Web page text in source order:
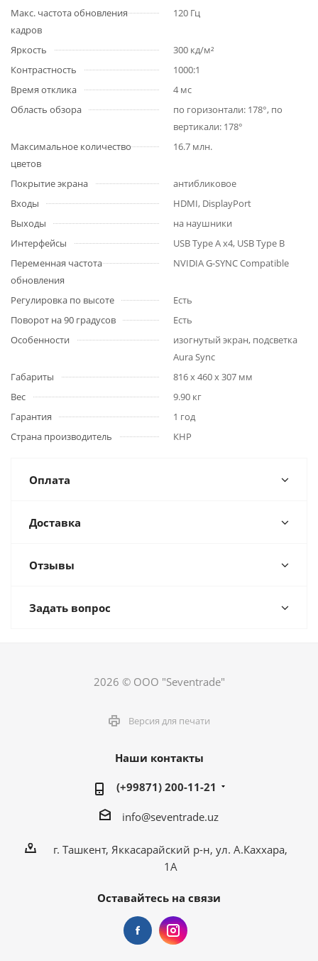
Макс. частота обновления
кадров
120 Гц
Яркость
300 кд/м²
Контрастность
1000:1
Время отклика
4 мс
Область обзора
по горизонтали: 178°, по
вертикали: 178°
Максимальное количество
цветов
16.7 млн.
Покрытие экрана
антибликовое
Входы
HDMI, DisplayPort
Выходы
на наушники
Интерфейсы
USB Type A x4, USB Type B
Переменная частота
обновления
NVIDIA G-SYNC Compatible
Регулировка по высоте
Есть
Поворот на 90 градусов
Есть
Особенности
изогнутый экран, подсветка
Aura Sync
Габариты
816 x 460 x 307 мм
Вес
9.90 кг
Гарантия
1 год
Страна производитель
КНР
Оплата
Доставка
Отзывы
Задать вопрос
2026 © ООО "Seventrade"
Версия для печати
Наши контакты
(+99871) 200-11-21
info@seventrade.uz
г. Ташкент, Яккасарайский р-н, ул. А.Каххара,
1А
Оставайтесь на связи